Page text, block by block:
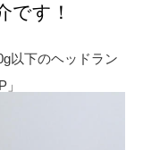
です！
以下のヘッドラン